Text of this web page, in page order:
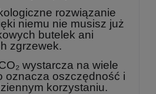
rozwiązanie
niemu nie musisz już
butelek ani
zgrzewek.
wystarcza na wiele
oznacza oszczędność i
korzystaniu.